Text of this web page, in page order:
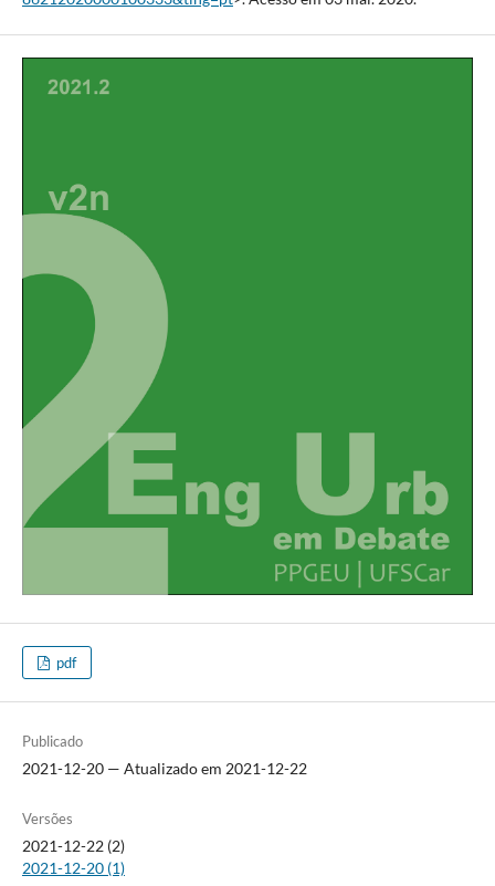
pdf
Publicado
2021-12-20 — Atualizado em 2021-12-22
Versões
2021-12-22 (2)
2021-12-20 (1)